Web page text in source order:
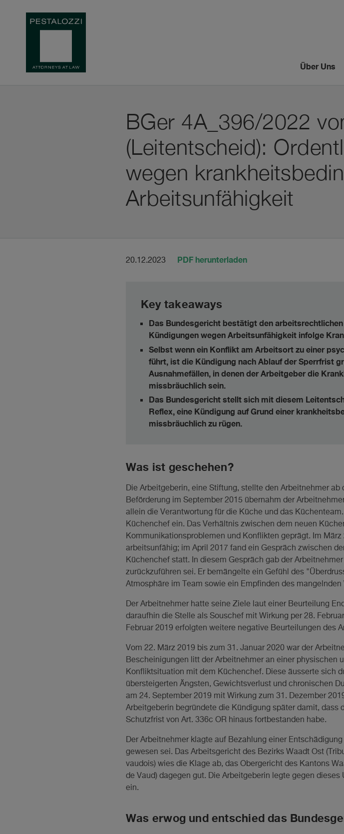
Über Uns
BGer 4A_396/2022
(Leitentscheid):
wegen
Arbeitsunfähigkeit
20.12.2023 PDF herunterladen
Key takeaways
Das Bundesgericht bestätigt den
Kündigungen wegen Arbeitsunfähigkeit infolge
Selbst wenn ein Konflikt am Arbeitsort zu einer
führt, ist die Kündigung nach Ablauf der Sperrfrist
Ausnahmefällen, in denen der Arbeitgeber die
missbräuchlich sein.
Das Bundesgericht stellt sich mit diesem
Reflex, eine Kündigung auf Grund einer
missbräuchlich zu rügen.
Was ist geschehen?
Die Arbeitgeberin, eine Stiftung, stellte den Arbeitnehmer
Beförderung im September 2015 übernahm der
allein die Verantwortung für die Küche und das
Küchenchef ein. Das Verhältnis zwischen dem neuen
Kommunikationsproblemen und Konflikten geprägt. Im
arbeitsunfähig; im April 2017 fand ein Gespräch zwischen
Küchenchef statt. In diesem Gespräch gab der
zurückzuführen sei. Er bemängelte ein Gefühl des
Atmosphäre im Team sowie ein Empfinden des
Der Arbeitnehmer hatte seine Ziele laut einer Beurteilung
daraufhin die Stelle als Souschef mit Wirkung per 28.
Februar 2019 erfolgten weitere negative Beurteilungen des
Vom 22. März 2019 bis zum 31. Januar 2020 war der
Bescheinigungen litt der Arbeitnehmer an einer physischen
Konfliktsituation mit dem Küchenchef. Diese äusserte sich
übersteigerten Ängsten, Gewichtsverlust und chronischen
am 24. September 2019 mit Wirkung zum 31. Dezember
Arbeitgeberin begründete die Kündigung später damit, dass
Schutzfrist von Art. 336c OR hinaus fortbestanden habe.
Der Arbeitnehmer klagte auf Bezahlung einer
gewesen sei. Das Arbeitsgericht des Bezirks Waadt Ost
vaudois) wies die Klage ab, das Obergericht des Kantons
de Vaud) dagegen gut. Die Arbeitgeberin legte gegen
ein.
Was erwog und entschied das